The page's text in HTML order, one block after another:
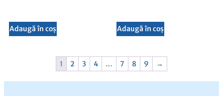
Adaugă în coș Adaugă în coș
1 2 3 4 … 7 8 9 →